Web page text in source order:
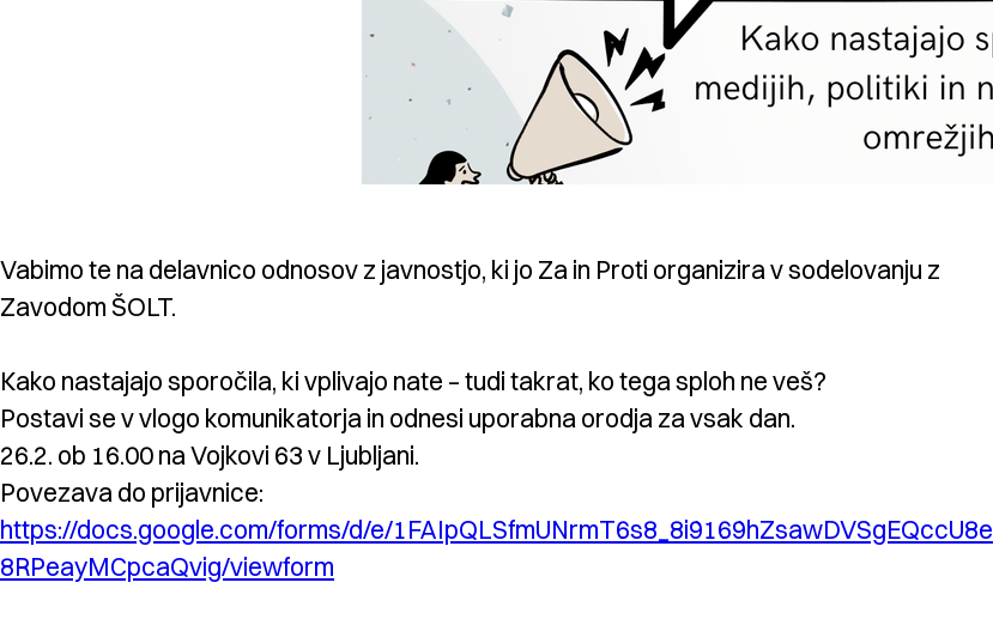
Vabimo te na delavnico odnosov z javnostjo, ki jo Za in Proti organizira v sodelovanju z
Zavodom ŠOLT.
Kako nastajajo sporočila, ki vplivajo nate – tudi takrat, ko tega sploh ne veš?
Postavi se v vlogo komunikatorja in odnesi uporabna orodja za vsak dan.
26.2. ob 16.00 na Vojkovi 63 v Ljubljani.
Povezava do prijavnice:
https://docs.google.com/forms/d/e/1FAIpQLSfmUNrmT6s8_8i9169hZsawDVSgEQccU8e
8RPeayMCpcaQvig/viewform